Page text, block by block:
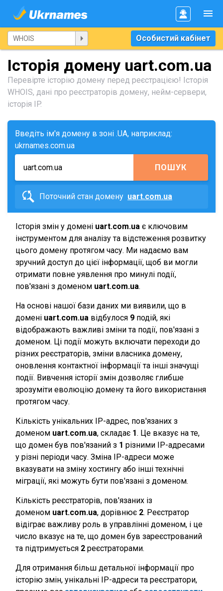
Особистий кабінет
Історія домену uart.com.ua
Перевірте історію домену перед реєстрацією! Історія
WHOIS, дані про реєстраторів домену, нейм-сервери,
історія IP.
Введіть ім'я домену в зоні .UA, наприклад:
ukrnames.com.ua
ПОШУК
Поточний стан домену uart.com.ua
Історія змін у домені uart.com.ua є ключовим
інструментом для аналізу та відстеження розвитку
цього домену протягом часу. Ми надаємо вам
зручний доступ до цієї інформації, щоб ви могли
отримати повне уявлення про минулі події,
пов'язані з доменом uart.com.ua.
На основі нашої бази даних ми виявили, що в
домені uart.com.ua відбулося 9 подій, які
відображають важливі зміни та події, пов'язані з
доменом. Ці події можуть включати переходи до
різних реєстраторів, зміни власника домену,
оновлення контактної інформації та інші значущі
події. Вивчення історії змін дозволяє глибше
зрозуміти еволюцію домену та його використання
протягом часу.
Кількість унікальних IP-адрес, пов'язаних з
доменом uart.com.ua, складає 1. Це вказує на те,
що домен був пов'язаний з 1 різними IP-адресами
у різні періоди часу. Зміна IP-адреси може
вказувати на зміну хостингу або інші технічні
міграції, які можуть бути пов'язані з доменом.
Кількість реєстраторів, пов'язаних із
доменом uart.com.ua, дорівнює 2. Реєстратор
відіграє важливу роль в управлінні доменом, і це
число вказує на те, що домен був зареєстрований
та підтримується 2 реєстраторами.
Для отримання більш детальної інформації про
історію змін, унікальні IP-адреси та реєстратори,